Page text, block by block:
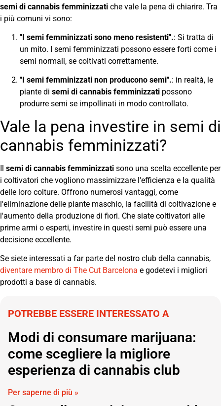
semi di cannabis femminizzati che vale la pena di chiarire. Tra
i più comuni vi sono:
"I semi femminizzati sono meno resistenti".: Si tratta di
un mito. I semi femminizzati possono essere forti come i
semi normali, se coltivati correttamente.
"I semi femminizzati non producono semi".: in realtà, le
piante di semi di cannabis femminizzati possono
produrre semi se impollinati in modo controllato.
Vale la pena investire in semi di
cannabis femminizzati?
Il semi di cannabis femminizzati sono una scelta eccellente per
i coltivatori che vogliono massimizzare l'efficienza e la qualità
delle loro colture. Offrono numerosi vantaggi, come
l'eliminazione delle piante maschio, la facilità di coltivazione e
l'aumento della produzione di fiori. Che siate coltivatori alle
prime armi o esperti, investire in questi semi può essere una
decisione eccellente.
Se siete interessati a far parte del nostro club della cannabis,
diventare membro di The Cut Barcelona e godetevi i migliori
prodotti a base di cannabis.
POTREBBE ESSERE INTERESSATO A
Modi di consumare marijuana:
come scegliere la migliore
esperienza di cannabis club
Per saperne di più »